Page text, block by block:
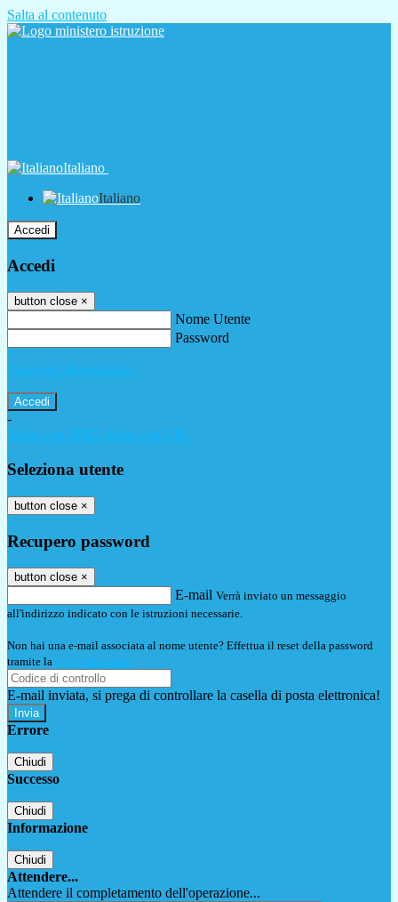
Salta al contenuto
Italiano
Italiano
Accedi
Accedi
button close ×
Nome Utente
Password
Password dimenticata?
-
Entra con SPID
Entra con CIE
Seleziona utente
button close ×
Recupero password
button close ×
E-mail Verrà inviato un messaggio
all'indirizzo indicato con le istruzioni necessarie.
Non hai una e-mail associata al nome utente? Effettua il reset della password
tramite la Login Spaggiari
E-mail inviata, si prega di controllare la casella di posta elettronica!
Errore
Chiudi
Successo
Chiudi
Informazione
Chiudi
Attendere...
Attendere il completamento dell'operazione...